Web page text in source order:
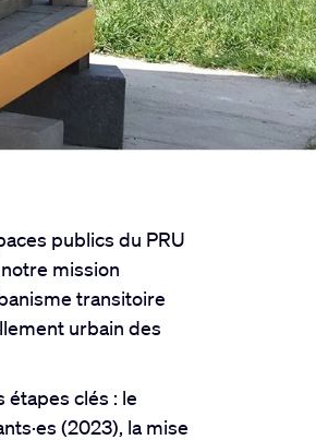
publics du PRU
mission
transitoire
urbain des
clés : le
(2023), la mise